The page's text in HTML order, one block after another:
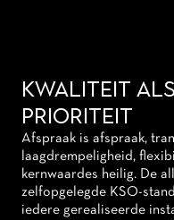
KWALITEIT
PRIORITEIT
Afspraak is afspraak,
laagdrempeligheid,
kernwaardes heilig. De
zelfopgelegde KSO-
iedere gerealiseerde